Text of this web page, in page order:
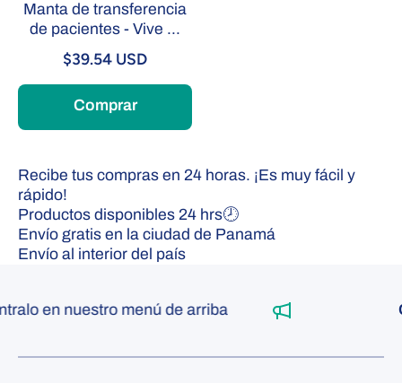
Manta de transferencia
de pacientes - Vive ...
$39.54 USD
Comprar
Recibe tus compras en 24 horas. ¡Es muy fácil y
rápido!
Productos disponibles 24 hrs🕗
Envío gratis en la ciudad de Panamá
Envío al interior del país
en nuestro menú de arriba